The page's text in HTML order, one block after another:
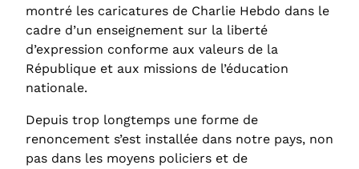
montré les caricatures de Charlie Hebdo dans le
cadre d’un enseignement sur la liberté
d’expression conforme aux valeurs de la
République et aux missions de l’éducation
nationale.
Depuis trop longtemps une forme de
renoncement s’est installée dans notre pays, non
pas dans les moyens policiers et de